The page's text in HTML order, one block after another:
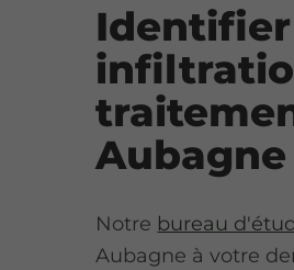
Aubagne
Notre bureau
Aubagne à votre